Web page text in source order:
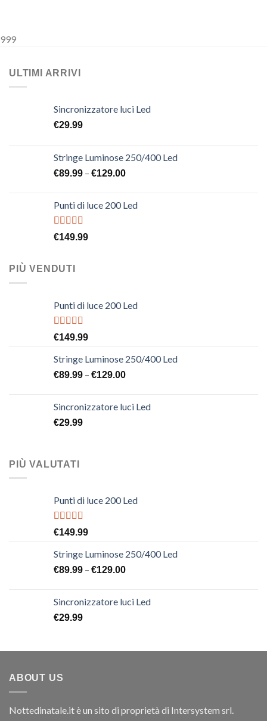
999
ULTIMI ARRIVI
Sincronizzatore luci Led
€29.99
Stringe Luminose 250/400 Led
€89.99 – €129.00
Punti di luce 200 Led
Rated
€149.99
PIÙ VENDUTI
Punti di luce 200 Led
Rated
of 5
€149.99
Stringe Luminose 250/400 Led
€89.99 – €129.00
Sincronizzatore luci Led
€29.99
PIÙ VALUTATI
Punti di luce 200 Led
Rated
of 5
€149.99
Stringe Luminose 250/400 Led
€89.99 – €129.00
Sincronizzatore luci Led
€29.99
ABOUT US
Nottedinatale.it è un sito di proprietà di Intersystem srl.